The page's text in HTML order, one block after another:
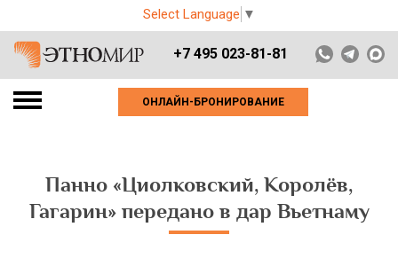
Select Language ▼
+7 495 023-81-81
ОНЛАЙН-БРОНИРОВАНИЕ
Панно «Циолковский, Королёв,
Гагарин» передано в дар Вьетнаму